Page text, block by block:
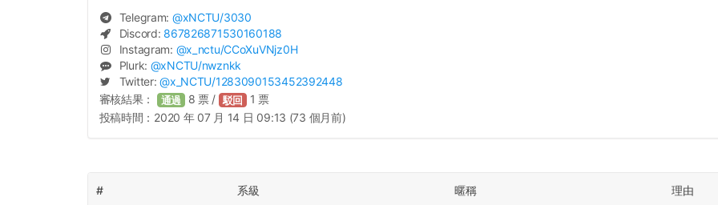
Telegram: @xNCTU/3030
Discord: 867826871530160188
Instagram: @x_nctu/CCoXuVNjz0H
Plurk: @xNCTU/nwznkk
Twitter:@x_NCTU/1283090153452392448
審核結果： 通過 8 票 / 駁回 1 票
投稿時間： 2020 年 07 月 14 日 09:13 (73 個月前)
# 系級 暱稱 理由